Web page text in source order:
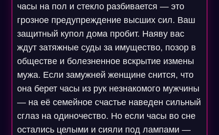
часы на пол и стекло разбивается — это
грозное предупреждение высших сил. Ваш
защитный купол дома пробит. Наяву вас
ждут затяжные суды за имущество, позор в
обществе и болезненное вскрытие измены
мужа. Если замужней женщине снится, что
она берет часы из рук незнакомого мужчины
— на её семейное счастье наведен сильный
сглаз на одиночество. Но если часы во сне
остались целыми и сияли под лампами —